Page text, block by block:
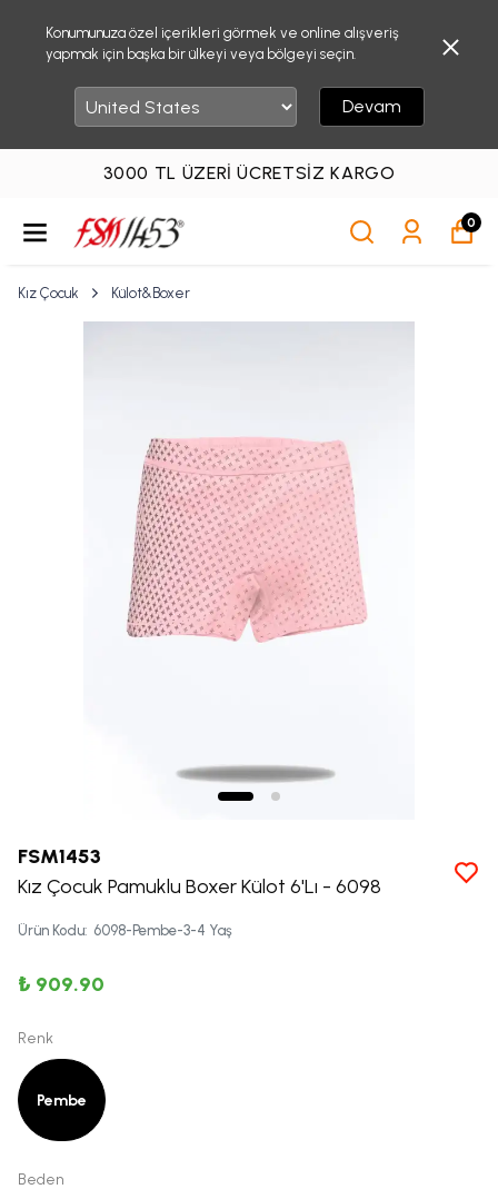
Konumunuza özel içerikleri görmek ve online alışveriş
yapmak için başka bir ülkeyi veya bölgeyi seçin.
Devam
3000 TL ÜZERI ÜCRETSIZ KARGO
0
Kız Çocuk Külot&Boxer
FSM1453
Kız Çocuk Pamuklu Boxer Külot 6'Lı - 6098
Ürün Kodu: 6098-Pembe-3-4 Yaş
₺ 909.90
Renk
Pembe
Beden